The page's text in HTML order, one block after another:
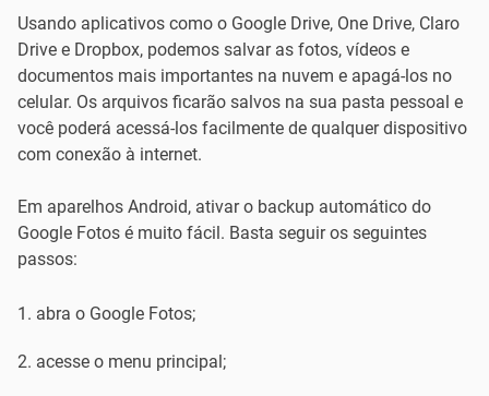
Usando aplicativos como o Google Drive, One Drive, Claro
Drive e Dropbox, podemos salvar as fotos, vídeos e
documentos mais importantes na nuvem e apagá-los no
celular. Os arquivos ficarão salvos na sua pasta pessoal e
você poderá acessá-los facilmente de qualquer dispositivo
com conexão à internet.
Em aparelhos Android, ativar o backup automático do
Google Fotos é muito fácil. Basta seguir os seguintes
passos:
abra o Google Fotos;
acesse o menu principal;